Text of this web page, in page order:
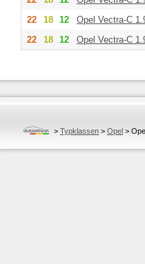
22
18 12 Opel Vectra-C
22
18 12 Opel Vectra-C
> Typklassen > Opel >